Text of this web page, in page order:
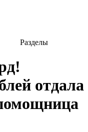
Разделы
отдала